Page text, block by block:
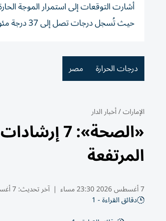
أشارت التوقعات إلى استمرار الموجة
حيث تُسجل درجات تصل إلى 37 درجة مئوية، لتعود الأجواء إلى معدلاتها الطبيعية بحلول يومي الأحد والاثنين المقبلين.
درجات الحرارة مصر
الإمارات/أخبار الدار
«الصحة»:
المرتفعة
7 أغسطس 2026 23:30 مساء | آخر تحديث:7 أغسطس 23:31 2026
دقائق القراءة - 1